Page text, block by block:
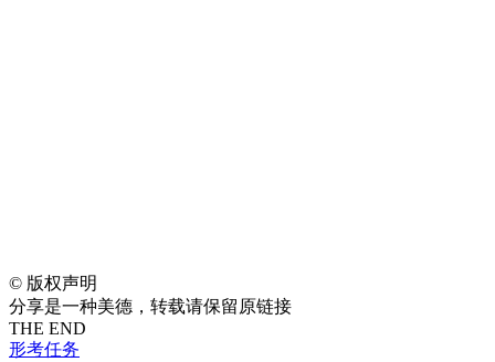
© 版权声明
分享是一种美德，转载请保留原链接
THE END
形考任务